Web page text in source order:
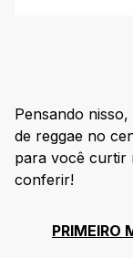
Pensando
de reggae no
para você curtir
conferir!
PRIMEIRO